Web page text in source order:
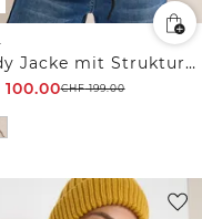
Teddy Jacke mit Strukturmix
100.00CHF199.00